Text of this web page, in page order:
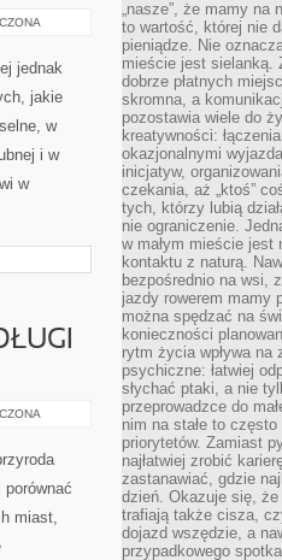
jednak
jakie
w
i w
w
miast,
„nasze”, że mamy na
to wartość, której nie
pieniądze. Nie
mieście jest sielanką.
dobrze płatnych
skromna, a
pozostawia wiele do
kreatywności:
okazjonalnymi
inicjatyw,
czekania, aż „ktoś”
tych, którzy lubią
nie ograniczenie.
w małym mieście jest
kontaktu z naturą.
bezpośrednio na wsi,
jazdy rowerem mamy
można spędzać na
konieczności
rytm życia wpływa na
psychiczne: łatwiej
słychać ptaki, a nie
przeprowadzce do
nim na stałe to
priorytetów. Zamiast
najłatwiej zrobić
zastanawiać, gdzie
dzień. Okazuje się,
trafiają także cisza,
dojazd wszędzie, a
przypadkowego